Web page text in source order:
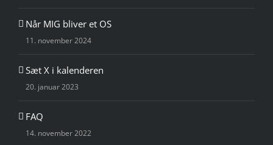
Når MIG bliver et OS
11. november 2024
Sæt X i kalenderen
20. januar 2023
FAQ
14. november 2022